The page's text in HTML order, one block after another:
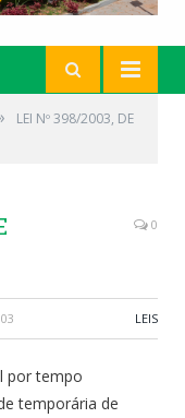
LEI Nº 398/2003, DE
0
LEIS
por tempo
temporária de